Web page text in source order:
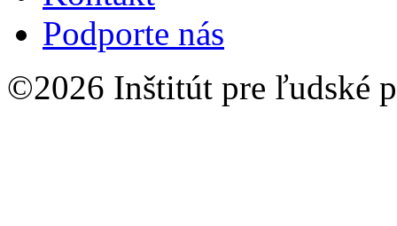
Podporte nás
©2026 Inštitút pre ľudské